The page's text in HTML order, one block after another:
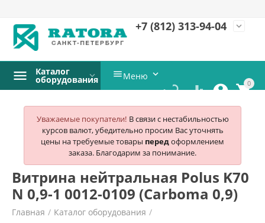
+7 (812) 313-94-04 expand_more
0


 
Каталог
оборудования Меню 
Уважаемые покупатели! В связи с нестабильностью
курсов валют, убедительно просим Вас уточнять
цены на требуемые товары передоформлением
заказа. Благодарим за понимание.
Витрина нейтральная Polus K70
N 0,9-1 0012-0109 (Carboma 0,9)
Главная / Каталог оборудования /